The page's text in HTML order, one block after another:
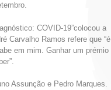
COVID-19”colocou a
Carvalho Ramos refere que “é
em mim. Ganhar um prémio
Assunção e Pedro Marques.